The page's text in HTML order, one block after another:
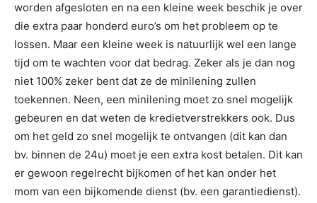
worden afgesloten en na een kleine week beschik je over
die extra paar honderd euro’s om het probleem op te
lossen. Maar een kleine week is natuurlijk wel een lange
tijd om te wachten voor dat bedrag. Zeker als je dan nog
niet 100% zeker bent dat ze de minilening zullen
toekennen. Neen, een minilening moet zo snel mogelijk
gebeuren en dat weten de kredietverstrekkers ook. Dus
om het geld zo snel mogelijk te ontvangen (dit kan dan
bv. binnen de 24u) moet je een extra kost betalen. Dit kan
er gewoon regelrecht bijkomen of het kan onder het
mom van een bijkomende dienst (bv. een garantiedienst).